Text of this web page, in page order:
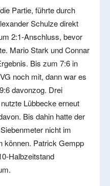
Partie, führte durch
Schulze direkt
2:1-Anschluss, bevor
Mario Stark und Connar
Bis zum 7:6 in
noch mit, dann war es
davonzog. Drei
Lübbecke erneut
Bis dahin hatte der
nicht im
können. Patrick Gempp
Halbzeitstand